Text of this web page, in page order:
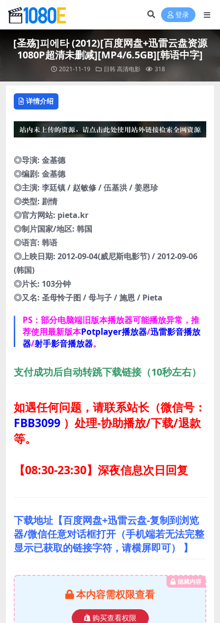
登录
[圣殇]피에타 (2012)[百度网盘+迅雷云盘资源
1080P超清未删减][MP4/6.5GB][韩语中字]
2021-11-19 日韩高清电影 318
详情介绍
◎导演: 金基德
◎编剧: 金基德
◎主演: 李廷镇 / 赵敏修 / 伍基洪 / 姜恩珍
◎类型: 剧情
◎官方网站: pieta.kr
◎制片国家/地区: 韩国
◎语言: 韩语
◎上映日期: 2012-09-04(威尼斯电影节) / 2012-09-06
(韩国)
◎片长: 103分钟
◎又名: 圣母怜子图 / 母与子 / 施恩 / Pieta
PS：部分电脑端旧版本播放器可能播放异常，推
荐使用最新版本Potplayer播放器/迅雷影音播放
器/射手影音播放器。
支付成功后自动转跳下载链接（10秒左右）
如遇任何问题，请联系站长（微信号：
FBB3099 ） 处理-协助播放/下载/退款
等。
【08:30-23:30】深夜信息次日回复
下载地址【百度网盘+迅雷云盘-复制到浏览
器/微信任意对话框打开（手机端若无法完整
显示已获取的链接字符，请横屏即可） 】
隐藏内容
本内容需权限查看
购买查看权限